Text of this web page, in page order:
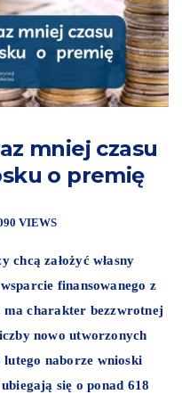
mniej czasu
o premię
VIEWS
założyć własny
finansowanego z
ma charakter bezzwrotnej
nowo utworzonych
naborze wnioski
się o ponad 618